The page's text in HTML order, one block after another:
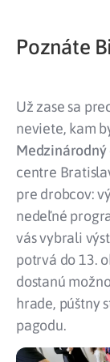
Poznáte
Už zase sa
neviete, kam
centre
pre drobcov:
nedeľné
vás vybrali
potrvá do 13.
dostanú
hrade, púštny
pagodu.